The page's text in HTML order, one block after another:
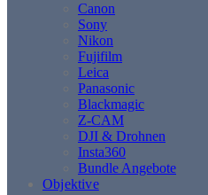
Canon
Sony
Nikon
Fujifilm
Leica
Panasonic
Blackmagic
Z-CAM
DJI & Drohnen
Insta360
Bundle Angebote
Objektive